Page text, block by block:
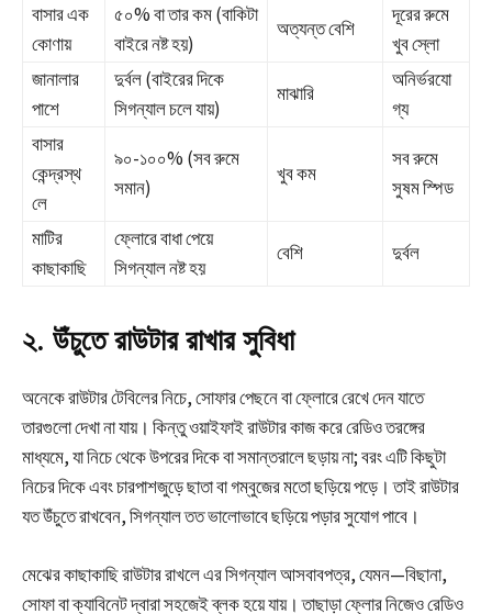
বাসার এক
কোণায়
৫০% বা তার কম (বাকিটা
বাইরে নষ্ট হয়)
অত্যন্ত বেশি
দূরের রুমে
খুব স্লো
জানালার
পাশে
দুর্বল (বাইরের দিকে
সিগন্যাল চলে যায়)
মাঝারি
অনির্ভরযো
গ্য
বাসার
কেন্দ্রস্থ
লে
৯০-১০০% (সব রুমে
সমান)
খুব কম
সব রুমে
সুষম স্পিড
মাটির
কাছাকাছি
ফ্লোরে বাধা পেয়ে
সিগন্যাল নষ্ট হয়
বেশি দুর্বল
২. উঁচুতে রাউটার রাখার সুবিধা
অনেকে রাউটার টেবিলের নিচে, সোফার পেছনে বা ফ্লোরে রেখে দেন যাতে
তারগুলো দেখা না যায়। কিন্তু ওয়াইফাই রাউটার কাজ করে রেডিও তরঙ্গের
মাধ্যমে, যা নিচে থেকে উপরের দিকে বা সমান্তরালে ছড়ায় না; বরং এটি কিছুটা
নিচের দিকে এবং চারপাশজুড়ে ছাতা বা গম্বুজের মতো ছড়িয়ে পড়ে। তাই রাউটার
যত উঁচুতে রাখবেন, সিগন্যাল তত ভালোভাবে ছড়িয়ে পড়ার সুযোগ পাবে।
মেঝের কাছাকাছি রাউটার রাখলে এর সিগন্যাল আসবাবপত্র, যেমন—বিছানা,
সোফা বা ক্যাবিনেট দ্বারা সহজেই ব্লক হয়ে যায়। তাছাড়া ফ্লোর নিজেও রেডিও